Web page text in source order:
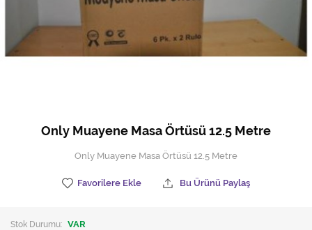
Mekanik Dış Alan Süpürücüler
Otel Ekipmanları
Tek-Çift Kovalı Temizlik Arabası
Toptan Temizlik Malzemeleri
Only Muayene Masa Örtüsü 12.5 Metre
Only Muayene Masa Örtüsü 12.5 Metre
Favorilere Ekle Bu Ürünü Paylaş
Stok Durumu: VAR